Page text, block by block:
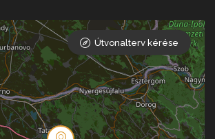
Útvonalterv kérése